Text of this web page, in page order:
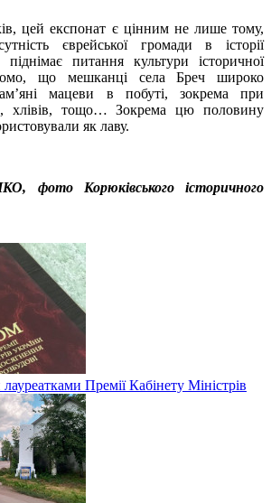
цей експонат є цінним не лише тому,
єврейської громади в історії
питання культури історичної
що мешканці села Бреч широко
мацеви в побуті, зокрема при
хлівів, тощо… Зокрема цю половину
як лаву.
фото Корюківського історичного
лауреатками Премії Кабінету Міністрів